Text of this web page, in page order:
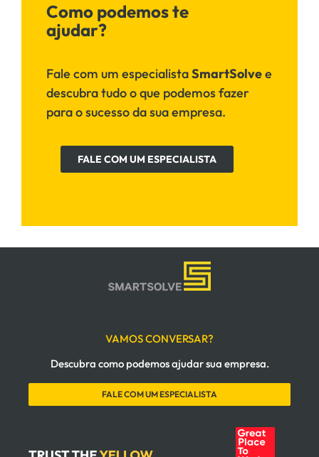
Como podemos te
ajudar?
Fale com um especialistaSmartSolvee
descubra tudo o que podemos fazer
para o sucesso da sua empresa.
FALE COM UM ESPECIALISTA
VAMOS CONVERSAR?
Descubra como podemos ajudar sua empresa.
FALE COM UM ESPECIALISTA